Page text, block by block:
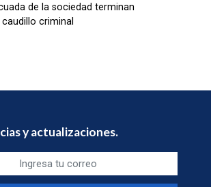
de la sociedad terminan
criminal
y actualizaciones.